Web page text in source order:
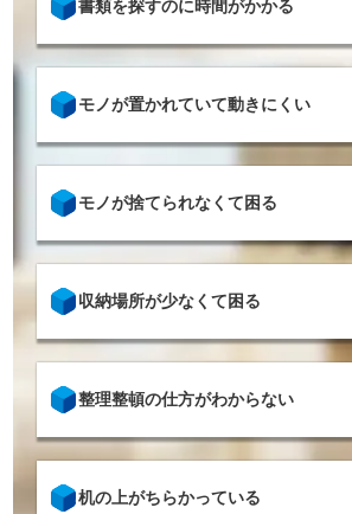
書類を探すのに時間がかかる
モノが置かれていて動きにくい
モノが捨てられなくて困る
収納場所が少なくて困る
整理整頓の仕方がわからない
机の上がちらかっている